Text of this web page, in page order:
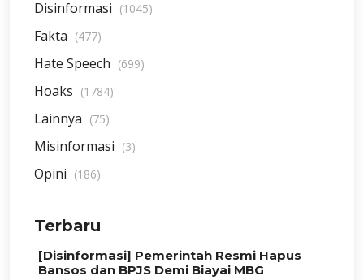
Disinformasi (1045)
Fakta (477)
Hate Speech (699)
Hoaks (1784)
Lainnya (75)
Misinformasi (3)
Opini (186)
Terbaru
[Disinformasi] Pemerintah Resmi Hapus
Bansos dan BPJS Demi Biayai MBG